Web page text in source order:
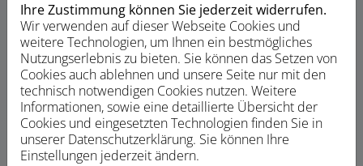
Unser Angebot für Sie
Nutzen Sie die Vorteile der Regen- und
Grauwassernutzung für sich! Vereinbaren Sie einen
ersten, unverbindlichen Beratungstermin mit uns.
Ihre Zustimmung können Sie jederzeit widerrufen.
Wir verwenden auf dieser Webseite Cookies und
weitere Technologien, um Ihnen ein bestmögliches
Nutzungserlebnis zu bieten. Sie können das Setzen von
Cookies auch ablehnen und unsere Seite nur mit den
technisch notwendigen Cookies nutzen. Weitere
Informationen, sowie eine detaillierte Übersicht der
Cookies und eingesetzten Technologien finden Sie in
unserer Datenschutzerklärung. Sie können Ihre
Einstellungen jederzeit ändern.